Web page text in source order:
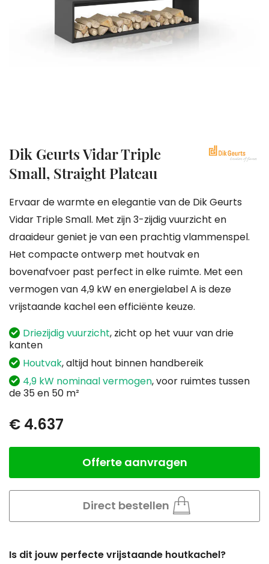
Ga
naar
het
begin
van
de
afbeeldingen-
gallerij
Dik Geurts Vidar Triple
Small, Straight Plateau
Ervaar de warmte en elegantie van de Dik Geurts
Vidar Triple Small. Met zijn 3-zijdig vuurzicht en
draaideur geniet je van een prachtig vlammenspel.
Het compacte ontwerp met houtvak en
bovenafvoer past perfect in elke ruimte. Met een
vermogen van 4,9 kW en energielabel A is deze
vrijstaande kachel een efficiënte keuze.
Driezijdig vuurzicht, zicht op het vuur van drie
kanten
Houtvak, altijd hout binnen handbereik
4,9 kW nominaal vermogen, voor ruimtes tussen
de 35 en 50 m²
€ 4.637
Direct bestellen
Offerte aanvragen
Is dit jouw perfecte vrijstaande houtkachel?